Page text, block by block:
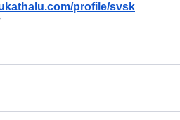
profile/svsk